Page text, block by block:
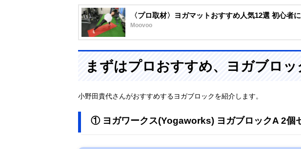
〈プロ取材〉ヨガマットおすすめ人気12選 初心者
Moovoo
まずはプロおすすめ、ヨガブロッ
小野田貴代さんがおすすめするヨガブロックを紹介します。
① ヨガワークス(Yogaworks) ヨガブロックA 2個